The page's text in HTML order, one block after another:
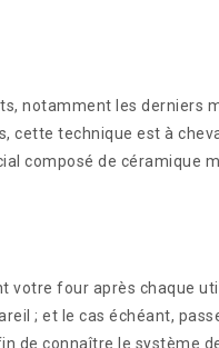
notamment les derniers
cette technique est à
composé de céramique
four après chaque
; et le cas échéant,
de connaître le système